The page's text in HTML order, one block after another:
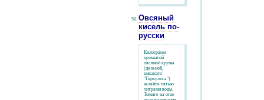
Овсяный
кисель по-
русски
Килограмм
промытой
овсяной крупы
(цельной,
никакого
"Геркулеса")
залейте пятью
литрами воды.
Томите на огне